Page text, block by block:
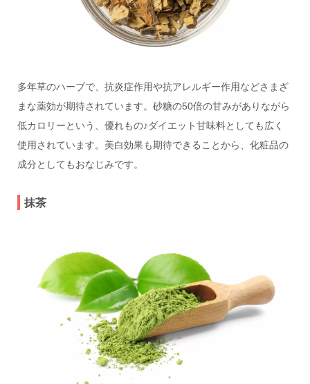
多年草のハーブで、抗炎症作用や抗アレルギー作用などさまざ
まな薬効が期待されています。砂糖の50倍の甘みがありながら
低カロリーという、優れもの♪ダイエット甘味料としても広く
使用されています。美白効果も期待できることから、化粧品の
成分としてもおなじみです。
抹茶